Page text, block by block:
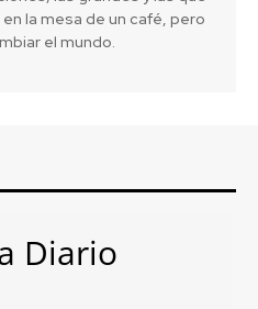
la mesa de un café, pero
el mundo.
Diario